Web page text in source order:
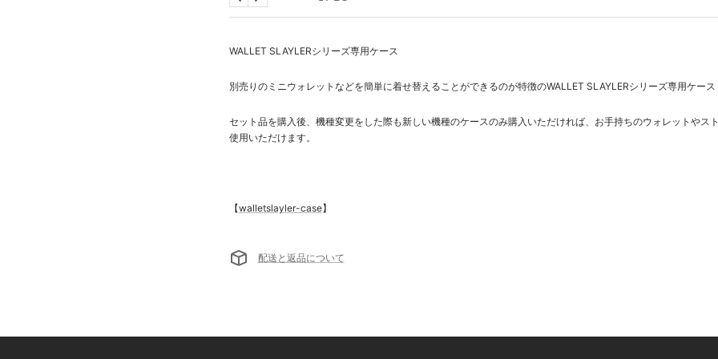
戻
る
次
へ
WALLET SLAYLERシリーズ専用ケース
別売りのミニウォレットなどを簡単に着せ替えることができるのが特徴のWALLET SLAYLERシリーズ専用ケース
セット品を購入後、機種変更をした際も新しい機種のケースのみ購入いただければ、お手持ちのウォレットやス
使用いただけます。
【walletslayler-case】
配送と返品について